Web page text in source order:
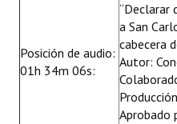
Posición de audio:
01h 34m 06s:
“Declarar
a San
cabecera
Autor:
Aprobado